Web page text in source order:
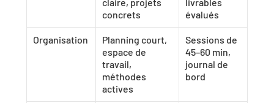
concrets
évalués
Organisation
Planning court,
espace de
travail,
méthodes
actives
Sessions de
45–60 min,
journal de
bord